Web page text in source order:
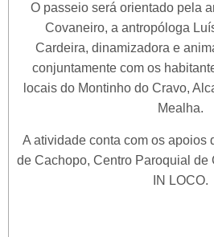
O passeio será orientado pela
Covaneiro, a antropóloga
Cardeira, dinamizadora e
conjuntamente com os
locais do Montinho do Cravo,
Mealha.
A atividade conta com os apoios
de Cachopo, Centro Paroquial de
IN LOCO.